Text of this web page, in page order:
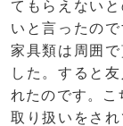
てもらえない
いと言ったの
家具類は周囲
した。すると
れたのです。こ
取り扱いをさ